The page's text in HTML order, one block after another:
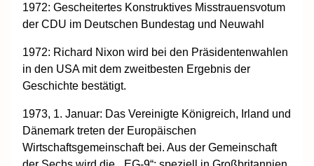
1972: Gescheitertes Konstruktives Misstrauensvotum
der CDU im Deutschen Bundestag und Neuwahl
1972: Richard Nixon wird bei den Präsidentenwahlen
in den USA mit dem zweitbesten Ergebnis der
Geschichte bestätigt.
1973, 1. Januar: Das Vereinigte Königreich, Irland und
Dänemark treten der Europäischen
Wirtschaftsgemeinschaft bei. Aus der Gemeinschaft